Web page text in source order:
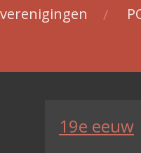
19e eeuw